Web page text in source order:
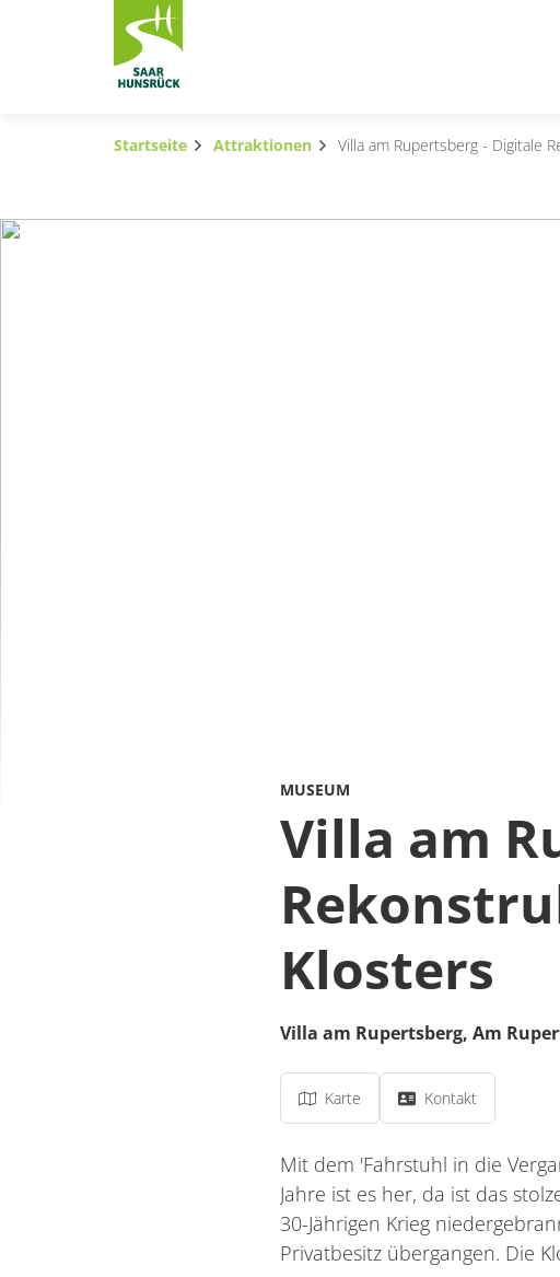
Zum Hauptinhalt springen
Subnavigation umschalten
Startseite Attraktionen Villa am Rupertsberg - Digitale
MUSEUM
Villa am
Klosters
Villa am Rupertsberg, Am
Karte Kontakt
Mit dem 'Fahrstuhl in die
Jahre ist es her, da ist das
30-Jährigen Krieg
Privatbesitz übergangen. Die